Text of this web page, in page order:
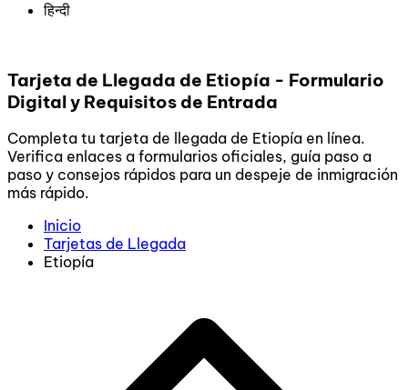
हिन्दी
Tarjeta de Llegada de Etiopía - Formulario
Digital y Requisitos de Entrada
Completa tu tarjeta de llegada de Etiopía en línea.
Verifica enlaces a formularios oficiales, guía paso a
paso y consejos rápidos para un despeje de inmigración
más rápido.
Inicio
Tarjetas de Llegada
Etiopía